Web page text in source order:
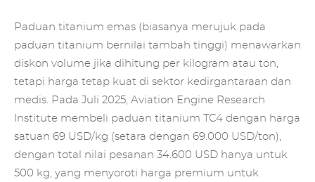
Paduan titanium emas (biasanya merujuk pada
paduan titanium bernilai tambah tinggi) menawarkan
diskon volume jika dihitung per kilogram atau ton,
tetapi harga tetap kuat di sektor kedirgantaraan dan
medis. Pada Juli 2025, Aviation Engine Research
Institute membeli paduan titanium TC4 dengan harga
satuan 69 USD/kg (setara dengan 69.000 USD/ton),
dengan total nilai pesanan 34.600 USD hanya untuk
500 kg, yang menyoroti harga premium untuk